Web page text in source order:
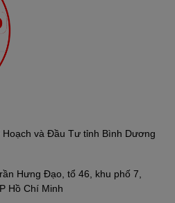
tình trạng đọng nước trong tủ.
thực phẩm.
sáng lòng tủ dễ dàng nhìn thấy
Inverter 270 lít DMF-3799 ASI làm
phù hợp với các hộ kinh doanh,
tầm giá.
Hoạch và Đầu Tư tỉnh Bình Dương
Hưng Đạo, tổ 46, khu phố 7,
Hồ Chí Minh